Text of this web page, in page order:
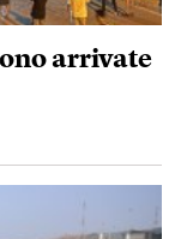
arrivate